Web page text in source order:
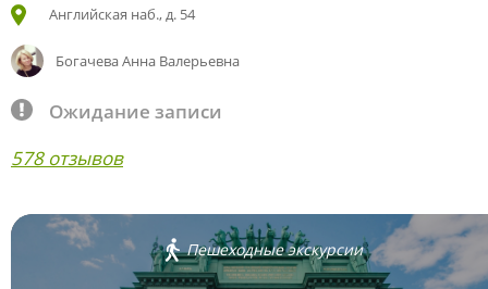
Английская наб., д. 54
Богачева Анна Валерьевна
Ожидание записи
578 отзывов
Пешеходные экскурсии